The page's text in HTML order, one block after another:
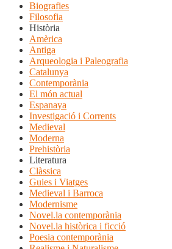
Biografies
Filosofia
Història
Amèrica
Antiga
Arqueologia i Paleografia
Catalunya
Contemporània
El món actual
Espanaya
Investigació i Corrents
Medieval
Moderna
Prehistòria
Literatura
Clàssica
Guies i Viatges
Medieval i Barroca
Modernisme
Novel.la contemporània
Novel.la històrica i ficció
Poesia contemporània